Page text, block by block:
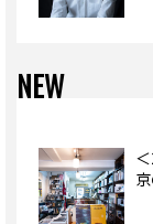
NEW